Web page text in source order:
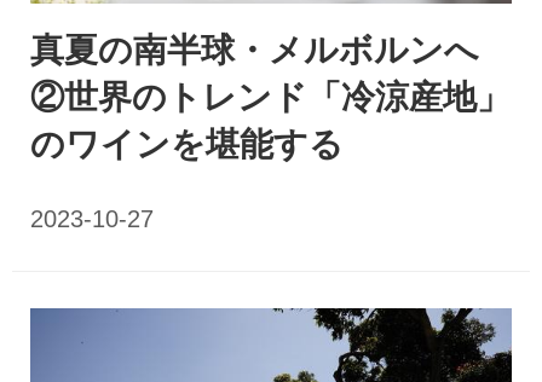
真夏の南半球・メルボルンへ
②世界のトレンド「冷涼産地」
のワインを堪能する